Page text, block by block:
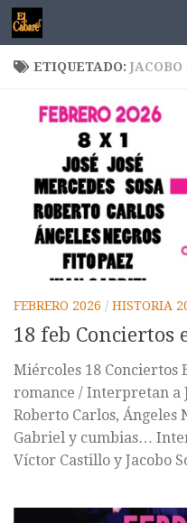
Saltar al contenido
ETIQUETADO:
FEBRERO 2026 / HISTORIA
18 feb Conciertos
Miércoles 18 Conciertos
romance / Interpretan a
Roberto Carlos, Ángeles
Gabriel y cumbias…
Víctor Castillo y Jacobo